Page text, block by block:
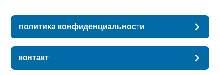
политика конфиденциальности
контакт